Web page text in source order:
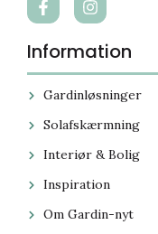
Information
Gardinløsninger
Solafskærmning
Interiør & Bolig
Inspiration
Om Gardin-nyt